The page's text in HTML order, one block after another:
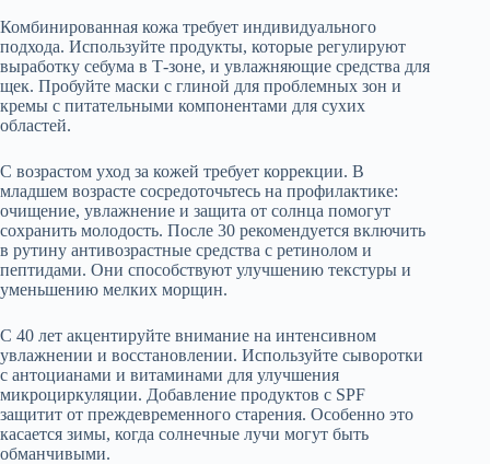
Комбинированная кожа требует индивидуального
подхода. Используйте продукты, которые регулируют
выработку себума в Т-зоне, и увлажняющие средства для
щек. Пробуйте маски с глиной для проблемных зон и
кремы с питательными компонентами для сухих
областей.
С возрастом уход за кожей требует коррекции. В
младшем возрасте сосредоточьтесь на профилактике:
очищение, увлажнение и защита от солнца помогут
сохранить молодость. После 30 рекомендуется включить
в рутину антивозрастные средства с ретинолом и
пептидами. Они способствуют улучшению текстуры и
уменьшению мелких морщин.
С 40 лет акцентируйте внимание на интенсивном
увлажнении и восстановлении. Используйте сыворотки
с антоцианами и витаминами для улучшения
микроциркуляции. Добавление продуктов с SPF
защитит от преждевременного старения. Особенно это
касается зимы, когда солнечные лучи могут быть
обманчивыми.